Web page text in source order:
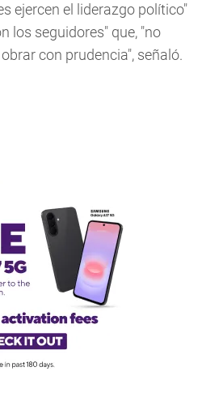
ejercen el liderazgo político"
los seguidores" que, "no
con prudencia", señaló.